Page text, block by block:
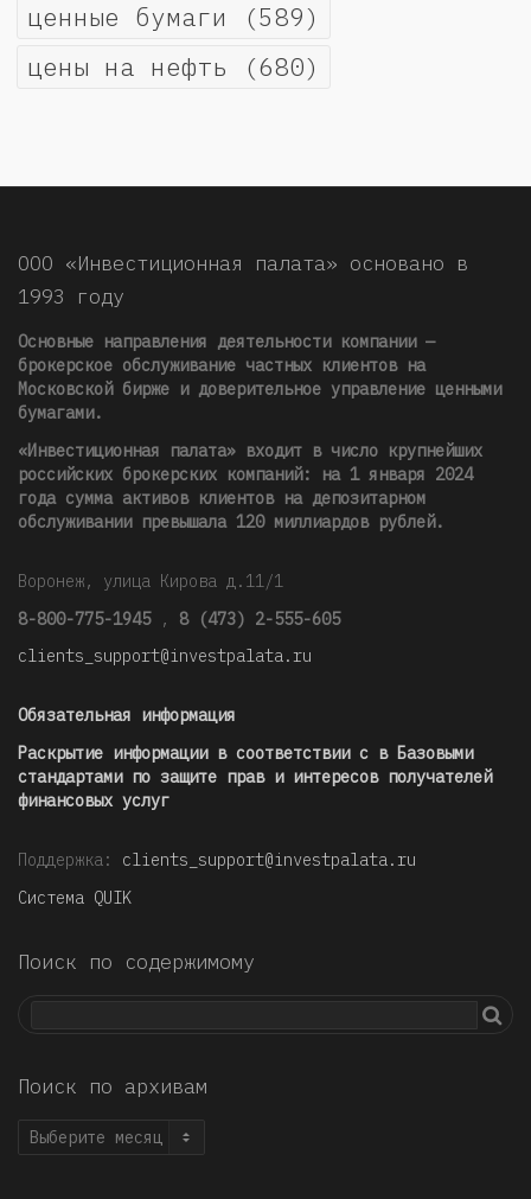
ценные бумаги (589)
цены на нефть (680)
ООО «Инвестиционная палата» основано в
1993 году
Основные направления деятельности компании —
брокерское обслуживание частных клиентов на
Московской бирже и доверительное управление ценными
бумагами.
«Инвестиционная палата» входит в число крупнейших
российских брокерских компаний: на 1 января 2024
года сумма активов клиентов на депозитарном
обслуживании превышала 120 миллиардов рублей.
Воронеж, улица Кирова д.11/1
8-800-775-1945 , 8 (473) 2-555-605
clients_support@investpalata.ru
Обязательная информация
Раскрытие информации в соответствии с в Базовыми
стандартами по защите прав и интересов получателей
финансовых услуг
Поддержка: clients_support@investpalata.ru
Система QUIK
Поиск по содержимому
Поиск по архивам
Поиск